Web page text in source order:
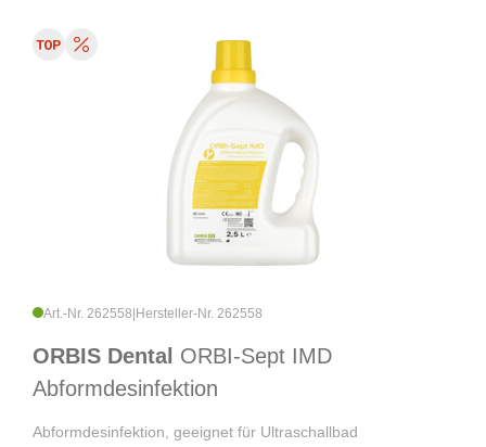
Art.-Nr. 262558 Hersteller-Nr. 262558
ORBIS Dental ORBI-Sept IMD
Abformdesinfektion
Abformdesinfektion, geeignet für Ultraschallbad